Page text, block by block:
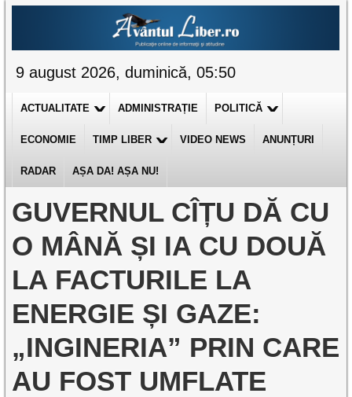
9 august 2026, duminică, 05:50
ACTUALITATE ADMINISTRAȚIE POLITICĂ
ECONOMIE TIMP LIBER VIDEO NEWS ANUNȚURI
RADAR AȘA DA! AȘA NU!
GUVERNUL CÎȚU DĂ CU
O MÂNĂ ȘI IA CU DOUĂ
LA FACTURILE LA
ENERGIE ȘI GAZE:
„INGINERIA” PRIN CARE
AU FOST UMFLATE